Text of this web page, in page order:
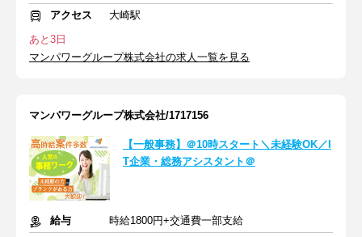
アクセス
大崎駅
あと3日
マンパワーグループ株式会社の求人一覧を見る
マンパワーグループ株式会社/1717156
【一般事務】＠10時スタート＼未経験OK／I
T企業・総務アシスタント＠
給与
時給1800円+交通費一部支給